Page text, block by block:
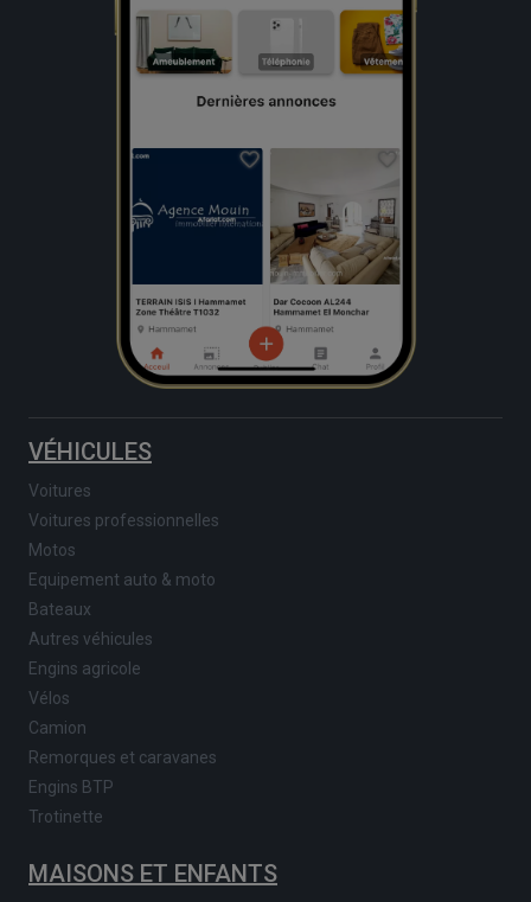
VÉHICULES
Voitures
Voitures professionnelles
Motos
Equipement auto & moto
Bateaux
Autres véhicules
Engins agricole
Vélos
Camion
Remorques et caravanes
Engins BTP
Trotinette
MAISONS ET ENFANTS